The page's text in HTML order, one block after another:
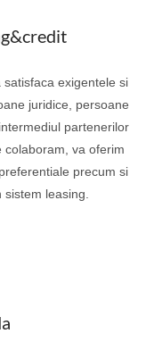
exigentele si
juridice, persoane
partenerilor
va oferim
precum si
sistem leasing.